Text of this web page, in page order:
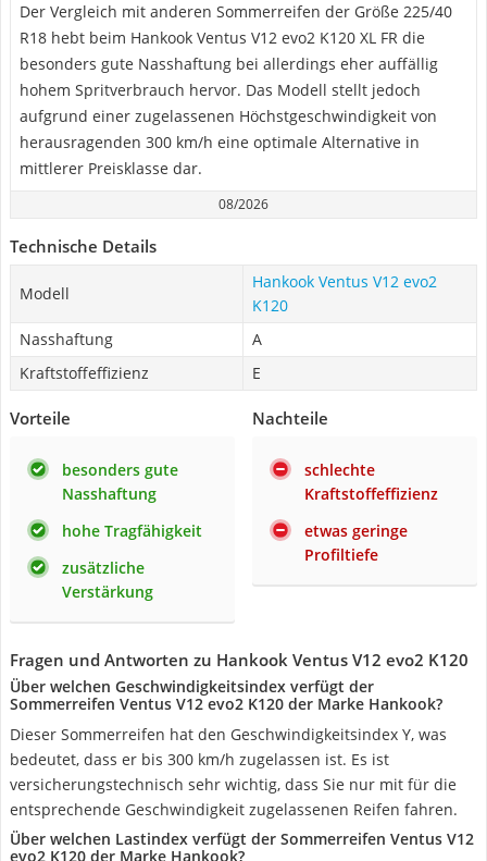
Der Vergleich mit anderen Sommerreifen der Größe 225/40
R18 hebt beim Hankook Ventus V12 evo2 K120 XL FR die
besonders gute Nasshaftung bei allerdings eher auffällig
hohem Spritverbrauch hervor. Das Modell stellt jedoch
aufgrund einer zugelassenen Höchstgeschwindigkeit von
herausragenden 300 km/h eine optimale Alternative in
mittlerer Preisklasse dar.
08/2026
Technische Details
Modell
Hankook Ventus V12 evo2
K120
Nasshaftung
A
Kraftstoffeffizienz
E
Vorteile
besonders gute
Nasshaftung
hohe Tragfähigkeit
zusätzliche
Verstärkung
Nachteile
schlechte
Kraftstoffeffizienz
etwas geringe
Profiltiefe
Fragen und Antworten zu Hankook Ventus V12 evo2 K120
Über welchen Geschwindigkeitsindex verfügt der
Sommerreifen Ventus V12 evo2 K120 der Marke Hankook?
Dieser Sommerreifen hat den Geschwindigkeitsindex Y, was
bedeutet, dass er bis 300 km/h zugelassen ist. Es ist
versicherungstechnisch sehr wichtig, dass Sie nur mit für die
entsprechende Geschwindigkeit zugelassenen Reifen fahren.
Über welchen Lastindex verfügt der Sommerreifen Ventus V12
evo2 K120 der Marke Hankook?